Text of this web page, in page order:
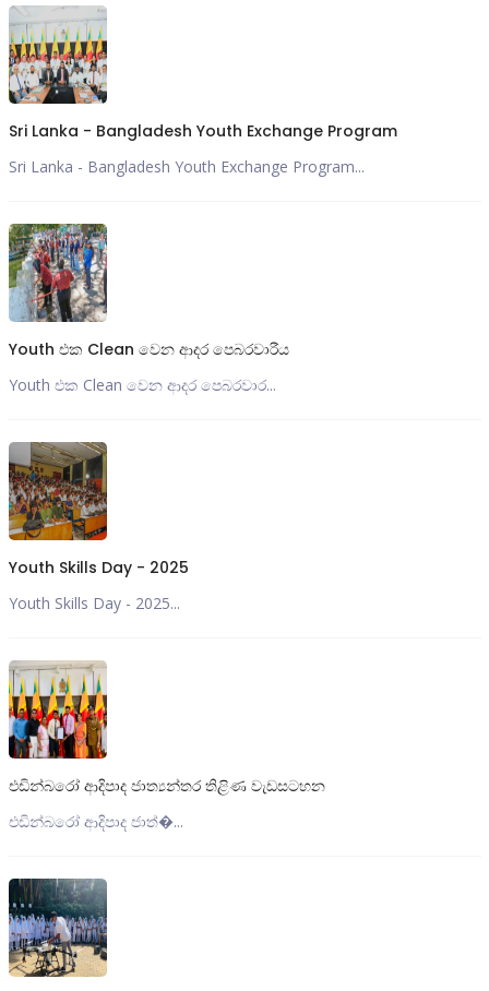
Sri Lanka - Bangladesh Youth Exchange Program
Sri Lanka - Bangladesh Youth Exchange Program...
Youth එක Clean වෙන ආදර පෙබරවාරීය
Youth එක Clean වෙන ආදර පෙබරවාර...
Youth Skills Day - 2025
Youth Skills Day - 2025...
එඩින්බරෝ ආදිපාද ජාත්‍යන්තර තිළිණ වැඩසටහන
එඩින්බරෝ ආදිපාද ජාත්‍�...